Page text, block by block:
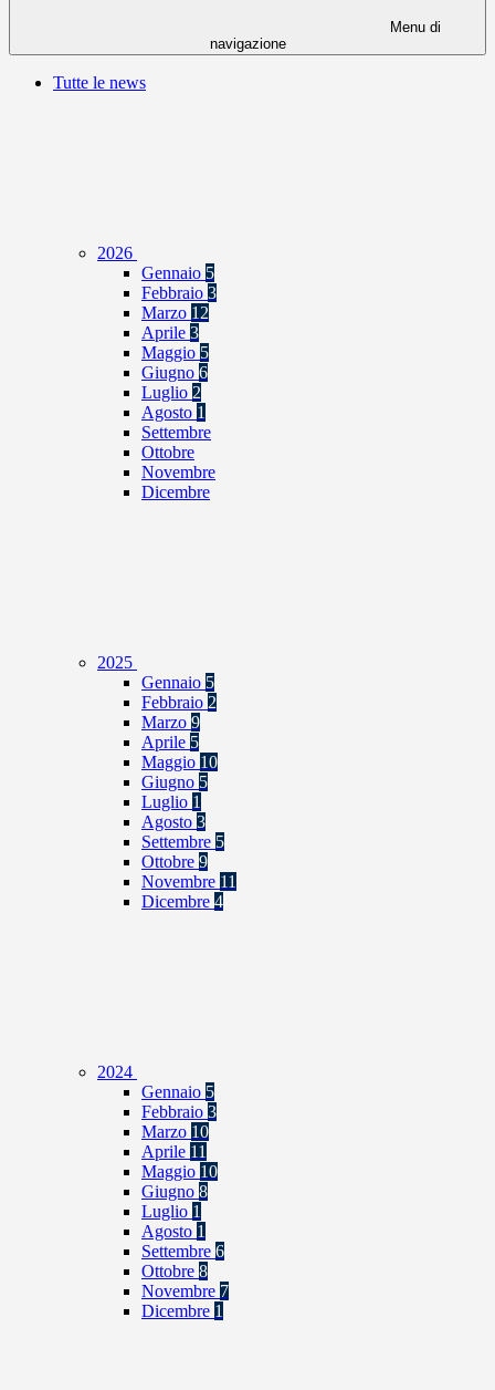
Menu di
navigazione
Tutte le news
2026
Gennaio 5
Febbraio 3
Marzo 12
Aprile 3
Maggio 5
Giugno 6
Luglio 2
Agosto 1
Settembre
Ottobre
Novembre
Dicembre
2025
Gennaio 5
Febbraio 2
Marzo 9
Aprile 5
Maggio 10
Giugno 5
Luglio 1
Agosto 3
Settembre 5
Ottobre 9
Novembre 11
Dicembre 4
2024
Gennaio 5
Febbraio 3
Marzo 10
Aprile 11
Maggio 10
Giugno 8
Luglio 1
Agosto 1
Settembre 6
Ottobre 8
Novembre 7
Dicembre 1